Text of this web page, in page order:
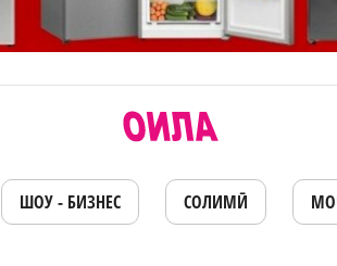
ШОУ - БИЗНЕС СОЛИМӢ